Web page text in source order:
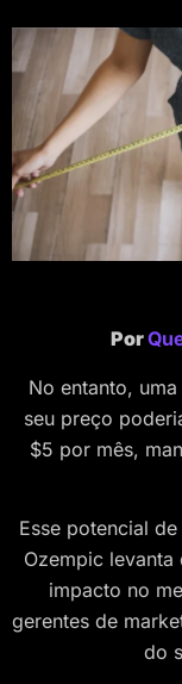
Por
No entanto,
seu preço
$5 por mês,
Esse potencial
Ozempic
impacto no
gerentes de
do